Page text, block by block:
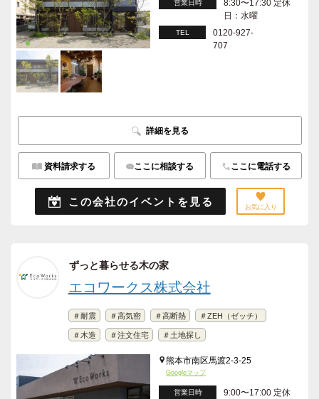
営業日時
8:30〜17:30 定休
日：水曜
TEL
0120-927-
707
この会社のイベントを見る お気に入り
詳細を見る
資料請求する ここに相談する ここに電話する
ずっと暮らせる木の家
エコワークス株式会社
＃耐震 ＃高気密 ＃高断熱 ＃ZEH（ゼッチ）
＃木造 ＃注文住宅 ＃土地探し
熊本市南区馬渡2-3-25
Googleマップ
営業日時
9:00〜17:00 定休